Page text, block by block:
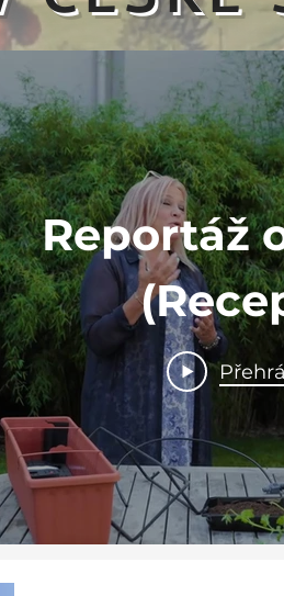
podívat na více
surfiniemi v 32
Reportáž